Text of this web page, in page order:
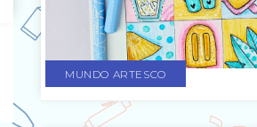
MUNDO ARTESCO